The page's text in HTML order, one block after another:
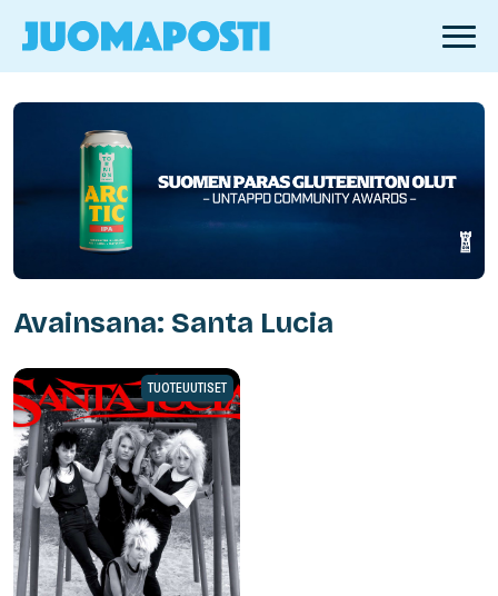
Avainsana: Santa Lucia
TUOTEUUTISET